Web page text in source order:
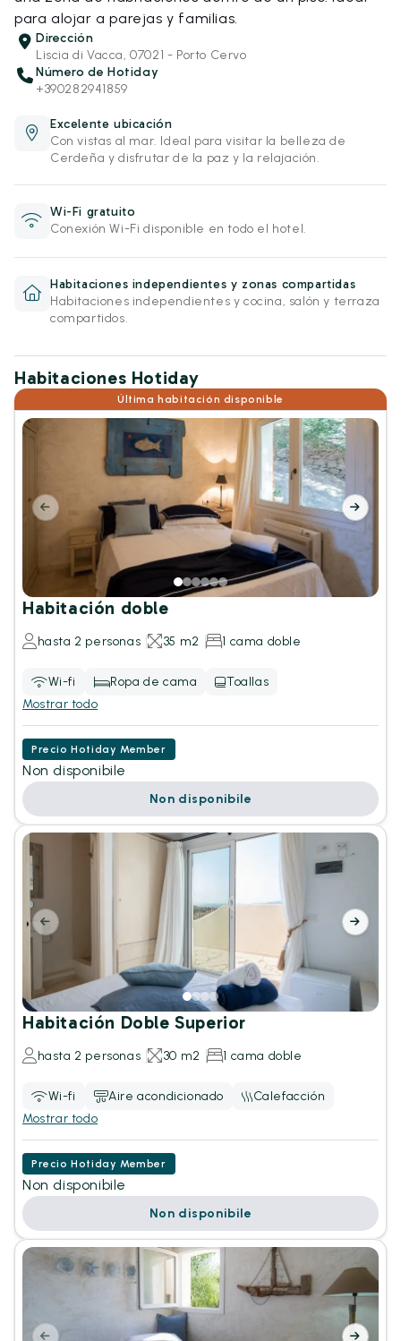
para alojar a parejas y familias.
Dirección
Liscia di Vacca, 07021 - Porto Cervo
Número de Hotiday
+390282941859
Excelente ubicación
Con vistas al mar. Ideal para visitar la belleza de
Cerdeña y disfrutar de la paz y la relajación.
Wi-Fi gratuito
Conexión Wi-Fi disponible en todo el hotel.
Habitaciones independientes y zonas compartidas
Habitaciones independientes y cocina, salón y terraza
compartidos.
Habitaciones Hotiday
Última habitación disponible
Habitación doble
hasta 2 personas 35 m2 1 cama doble
Wi-fi Ropa de cama
Toallas
Mostrar todo
Precio Hotiday Member
Non disponibile
Non disponibile
Habitación Doble Superior
hasta 2 personas 30 m2 1 cama doble
Wi-fi Aire acondicionado
Calefacción
Mostrar todo
Precio Hotiday Member
Non disponibile
Non disponibile